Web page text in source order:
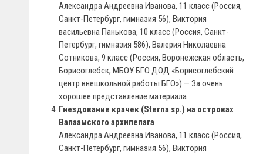
Александра Андреевна Иванова, 11 класс (Россия,
Санкт-Петербург, гимназия 56), Виктория
васильевна Панькова, 10 класс (Россия, Санкт-
Петербург, гимназия 586), Валерия Николаевна
Сотникова, 9 класс (Россия, Воронежская область,
Борисоглебск, МБОУ БГО ДОД «Борисоглебский
центр внешкольной работы БГО») — За очень
хорошее представление материала
Гнездование крачек (Sterna sp.) на островах
Валаамского архипелага
Александра Андреевна Иванова, 11 класс (Россия,
Санкт-Петербург, гимназия 56), Виктория